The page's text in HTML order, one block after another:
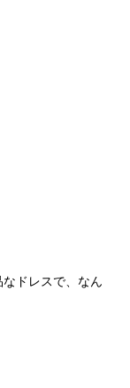
ドレスで、なん